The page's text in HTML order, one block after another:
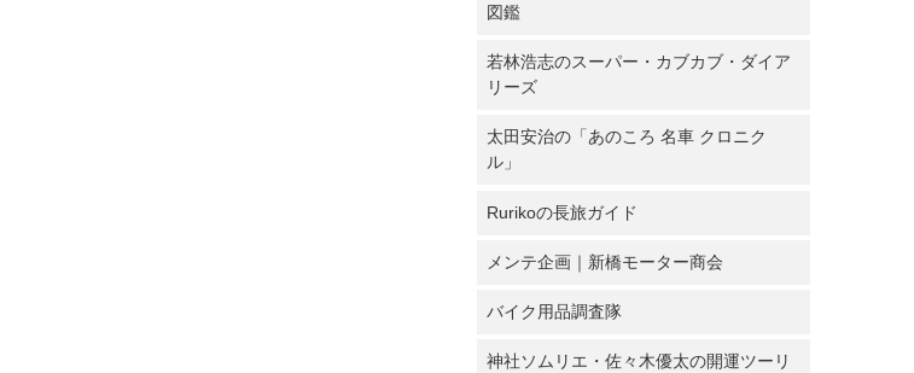
図鑑
若林浩志のスーパー・カブカブ・ダイア
リーズ
太田安治の「あのころ 名車 クロニク
ル」
Rurikoの長旅ガイド
メンテ企画｜新橋モーター商会
バイク用品調査隊
神社ソムリエ・佐々木優太の開運ツーリ